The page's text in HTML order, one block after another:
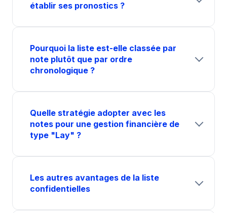
établir ses pronostics ?
Pourquoi la liste est-elle classée par
note plutôt que par ordre
chronologique ?
Quelle stratégie adopter avec les
notes pour une gestion financière de
type "Lay" ?
Les autres avantages de la liste
confidentielles